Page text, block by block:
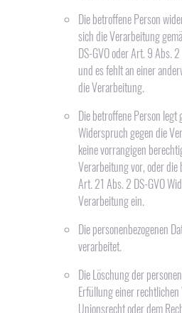
Die betroffene Person
sich die Verarbeitung
DS-GVO oder Art. 9 Abs.
und es fehlt an einer
die Verarbeitung.
Die betroffene Person legt
Widerspruch gegen die
keine vorrangigen
Verarbeitung vor, oder
Art. 21 Abs. 2 DS-GVO
Verarbeitung ein.
Die personenbezogenen
verarbeitet.
Die Löschung der
Erfüllung einer
Unionsrecht oder dem